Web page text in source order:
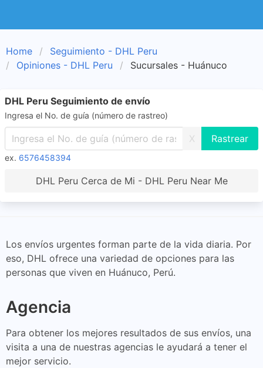
Home
Seguimiento - DHL Peru
Opiniones - DHL Peru
Sucursales - Huánuco
DHL Peru Seguimiento de envío
Ingresa el No. de guía (número de rastreo)
X
ex. 6576458394
DHL Peru Cerca de Mi - DHL Peru Near Me
Los envíos urgentes forman parte de la vida diaria. Por
eso, DHL ofrece una variedad de opciones para las
personas que viven en Huánuco, Perú.
Agencia
Para obtener los mejores resultados de sus envíos, una
visita a una de nuestras agencias le ayudará a tener el
mejor servicio.